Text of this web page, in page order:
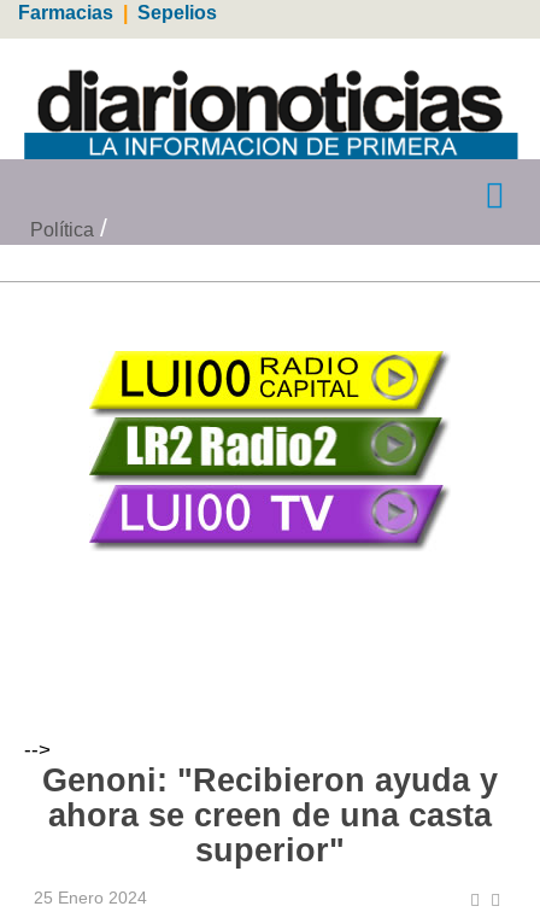
Farmacias Sepelios
Política
-->
Genoni: "Recibieron ayuda y
ahora se creen de una casta
superior"
25 Enero 2024